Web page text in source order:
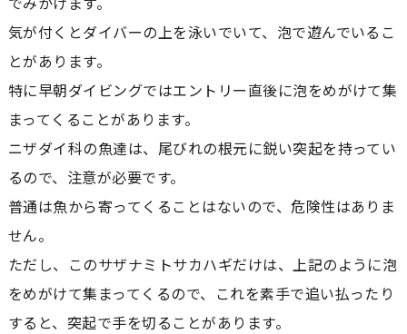
気が付くとダイバーの上を泳いでいて、泡で遊んでいるこ
とがあります。
特に早朝ダイビングではエントリー直後に泡をめがけて集
まってくることがあります。
ニザダイ科の魚達は、尾びれの根元に鋭い突起を持ってい
るので、注意が必要です。
普通は魚から寄ってくることはないので、危険性はありま
せん。
ただし、このサザナミトサカハギだけは、上記のように泡
をめがけて集まってくるので、これを素手で追い払ったり
すると、突起で手を切ることがあります。